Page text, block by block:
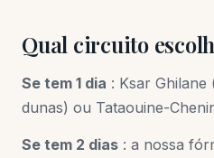
Qual circuito
Se tem 1 dia : Ksar
dunas) ou Tataouine-
Se tem 2 dias : a nossa